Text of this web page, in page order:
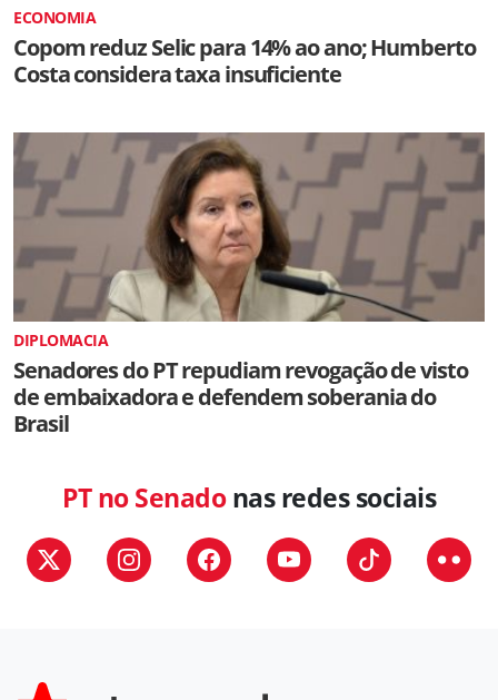
ECONOMIA
Copom reduz Selic para 14% ao ano; Humberto
Costa considera taxa insuficiente
DIPLOMACIA
Senadores do PT repudiam revogação de visto
de embaixadora e defendem soberania do
Brasil
PT no Senadonas redes sociais